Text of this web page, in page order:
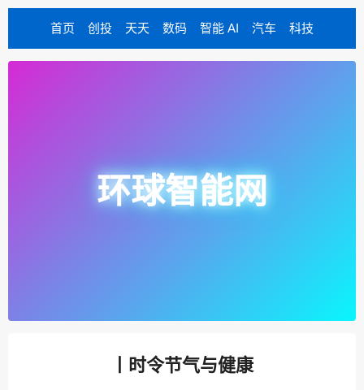
首页 创投 天天 数码 智能 AI 汽车 科技
环球智能网
丨时令节气与健康